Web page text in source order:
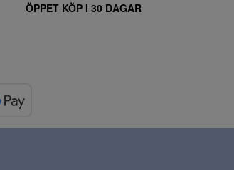
ÖPPET KÖP I 30 DAGAR